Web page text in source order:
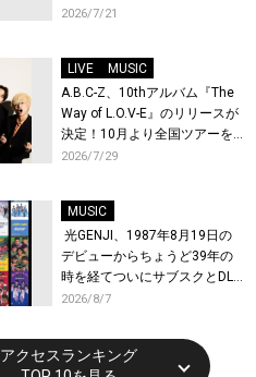
定！メンバー全員から喜びと
先行上映会を開催！
2026/7/21
LIVE
MUSIC
A.B.C-Z、10thアルバム『The
Way of L.O.V-E』のリリースが
決定！10月より全国ツアーを
開催！
2026/7/29
MUSIC
光GENJI、1987年8月19日の
デビューからちょうど39年の
時を経てついにサブスクとDL
配信が解禁！
2026/8/7
アクセスランキング